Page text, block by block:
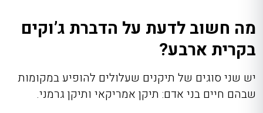
מה חשוב לדעת על הדברת ג’וקים
בקרית ארבע?
יש שני סוגים של תיקנים שעלולים להופיע במקומות
שבהם חיים בני אדם: תיקן אמריקאי ותיקן גרמני.